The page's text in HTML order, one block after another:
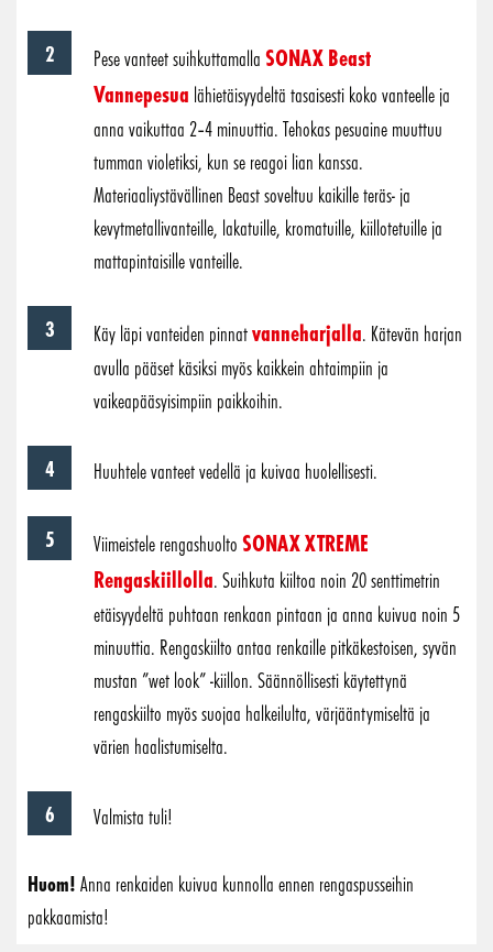
Pese vanteet suihkuttamalla SONAX Beast
Vannepesua lähietäisyydeltä tasaisesti koko vanteelle ja
anna vaikuttaa 2–4 minuuttia. Tehokas pesuaine muuttuu
tumman violetiksi, kun se reagoi lian kanssa.
Materiaaliystävällinen Beast soveltuu kaikille teräs- ja
kevytmetallivanteille, lakatuille, kromatuille, kiillotetuille ja
mattapintaisille vanteille.
Käy läpi vanteiden pinnatvanneharjalla. Kätevän harjan
avulla pääset käsiksi myös kaikkein ahtaimpiin ja
vaikeapääsyisimpiin paikkoihin.
Huuhtele vanteet vedellä ja kuivaa huolellisesti.
Viimeistele rengashuolto SONAX XTREME
Rengaskiillolla. Suihkuta kiiltoa noin 20 senttimetrin
etäisyydeltä puhtaan renkaan pintaan ja anna kuivua noin 5
minuuttia. Rengaskiilto antaa renkaille pitkäkestoisen, syvän
mustan ”wet look” -kiillon. Säännöllisesti käytettynä
rengaskiilto myös suojaa halkeilulta, värjääntymiseltä ja
värien haalistumiselta.
Valmista tuli!
Huom! Anna renkaiden kuivua kunnolla ennen rengaspusseihin
pakkaamista!